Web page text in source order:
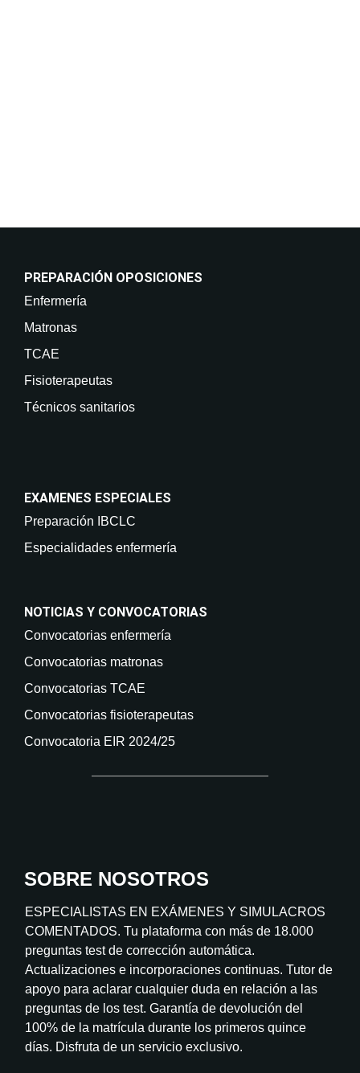
PREPARACIÓN OPOSICIONES
Enfermería
Matronas
TCAE
Fisioterapeutas
Técnicos sanitarios
EXAMENES ESPECIALES
Preparación IBCLC
Especialidades enfermería
NOTICIAS Y CONVOCATORIAS
Convocatorias enfermería
Convocatorias matronas
Convocatorias TCAE
Convocatorias fisioterapeutas
Convocatoria EIR 2024/25
SOBRE NOSOTROS
ESPECIALISTAS EN EXÁMENES Y SIMULACROS
COMENTADOS. Tu plataforma con más de 18.000
preguntas test de corrección automática.
Actualizaciones e incorporaciones continuas. Tutor de
apoyo para aclarar cualquier duda en relación a las
preguntas de los test. Garantía de devolución del
100% de la matrícula durante los primeros quince
días. Disfruta de un servicio exclusivo.